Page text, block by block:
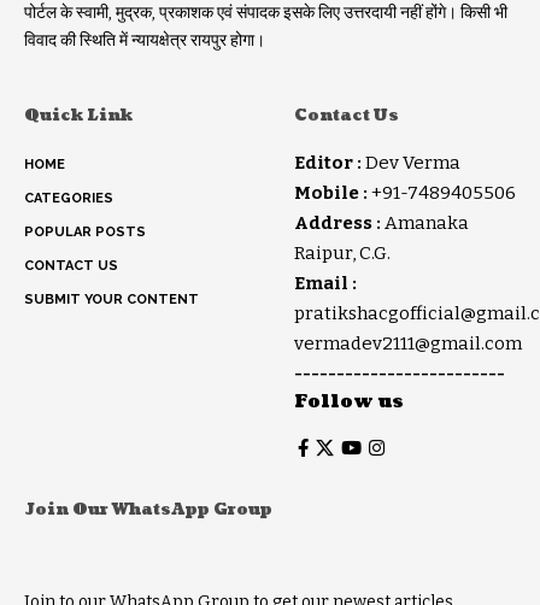
पोर्टल के स्वामी, मुद्रक, प्रकाशक एवं संपादक इसके लिए उत्तरदायी नहीं होंगे। किसी भी
विवाद की स्थिति में न्यायक्षेत्र रायपुर होगा।
Quick Link
HOME
CATEGORIES
POPULAR POSTS
CONTACT US
SUBMIT YOUR CONTENT
Contact Us
Editor : Dev Verma
Mobile : +91-7489405506
Address : Amanaka
Raipur, C.G.
Email :
vermadev2111@gmail.com
-------------------------
Follow us
Join Our WhatsApp Group